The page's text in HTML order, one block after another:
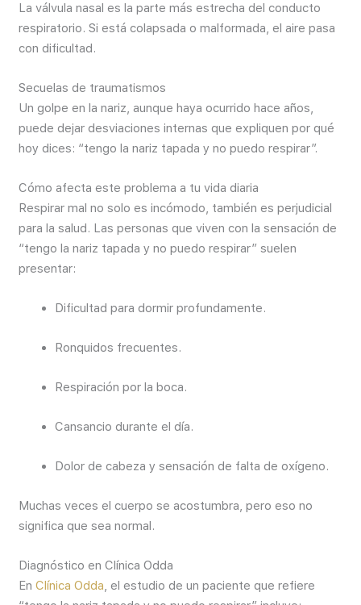
La válvula nasal es la parte más estrecha del conducto
respiratorio. Si está colapsada o malformada, el aire pasa
con dificultad.
Secuelas de traumatismos
Un golpe en la nariz, aunque haya ocurrido hace años,
puede dejar desviaciones internas que expliquen por qué
hoy dices: “tengo la nariz tapada y no puedo respirar”.
Cómo afecta este problema a tu vida diaria
Respirar mal no solo es incómodo, también es perjudicial
para la salud. Las personas que viven con la sensación de
“tengo la nariz tapada y no puedo respirar” suelen
presentar:
Dificultad para dormir profundamente.
Ronquidos frecuentes.
Respiración por la boca.
Cansancio durante el día.
Dolor de cabeza y sensación de falta de oxígeno.
Muchas veces el cuerpo se acostumbra, pero eso no
significa que sea normal.
Diagnóstico en Clínica Odda
EnClínica Odda, el estudio de un paciente que refiere